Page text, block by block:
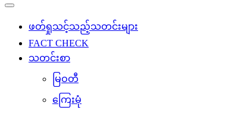
ဖတ်ရှုသင့်သည့်သတင်းများ
FACT CHECK
သတင်းစာ
မြဝတီ
ကြေးမုံ